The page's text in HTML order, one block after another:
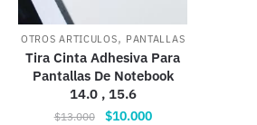
OTROS ARTICULOS, PANTALLAS
Tira Cinta Adhesiva Para
Pantallas De Notebook
14.0 , 15.6
$13.000
El
$10.000El